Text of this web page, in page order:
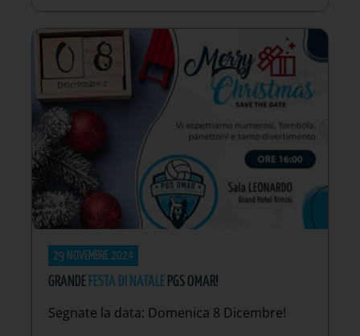
29 NOVEMBRE 2024
GRANDE FESTA DI NATALE PGS OMAR!
Segnate la data: Domenica 8 Dicembre!